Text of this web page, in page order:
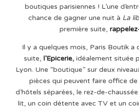
boutiques parisiennes ! L’une
chance de gagner une nuit à La
première suite,
Il y a quelques mois, Paris Boutik a
suite, l’Epicerie, idéalement située
Lyon. Une “boutique” sur deux
pièces qui peuvent faire office
d’hôtels séparées, le rez-de-
lit, un coin détente avec TV et un